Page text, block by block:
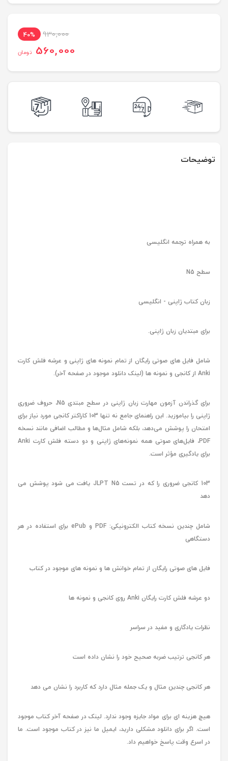
930,000
40%
560,000 تومان
توضیحات
به همراه ترجمه انگلیسی
سطح N5
زبان کتاب ژاپنی - انگلیسی
برای مبتدیان زبان ژاپنی.
شامل فایل های صوتی رایگان از تمام نمونه های ژاپنی و عرشه فلش کارت
Anki از کانجی و نمونه ها (لینک دانلود موجود در صفحه آخر).
برای گذراندن آزمون مهارت زبان ژاپنی در سطح مبتدی N5، حروف ضروری
ژاپنی را بیاموزید. این راهنمای جامع نه تنها 103 کاراکتر کانجی مورد نیاز برای
امتحان را پوشش می‌دهد، بلکه شامل مثال‌ها و مطالب اضافی مانند نسخه
PDF، فایل‌های صوتی همه نمونه‌های ژاپنی و دو دسته فلش کارت Anki
برای یادگیری مؤثر است.
103 کانجی ضروری را که در تست JLPT N5 یافت می شود پوشش می
دهد
شامل چندین نسخه کتاب الکترونیکی: PDF و ePub برای استفاده در هر
دستگاهی
فایل های صوتی رایگان از تمام خوانش ها و نمونه های موجود در کتاب
دو عرشه فلش کارت رایگان Anki روی کانجی و نمونه ها
نظرات یادگاری و مفید در سراسر
هر کانجی ترتیب ضربه صحیح خود را نشان داده است
هر کانجی چندین مثال و یک جمله مثال دارد که کاربرد را نشان می دهد
هیچ هزینه ای برای مواد جایزه وجود ندارد. لینک در صفحه آخر کتاب موجود
است. اگر برای دانلود مشکلی دارید، ایمیل ما نیز در کتاب موجود است. ما
در اسرع وقت پاسخ خواهیم داد.